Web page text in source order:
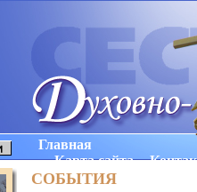
Главная
Карта сайта
СОБЫТИЯ